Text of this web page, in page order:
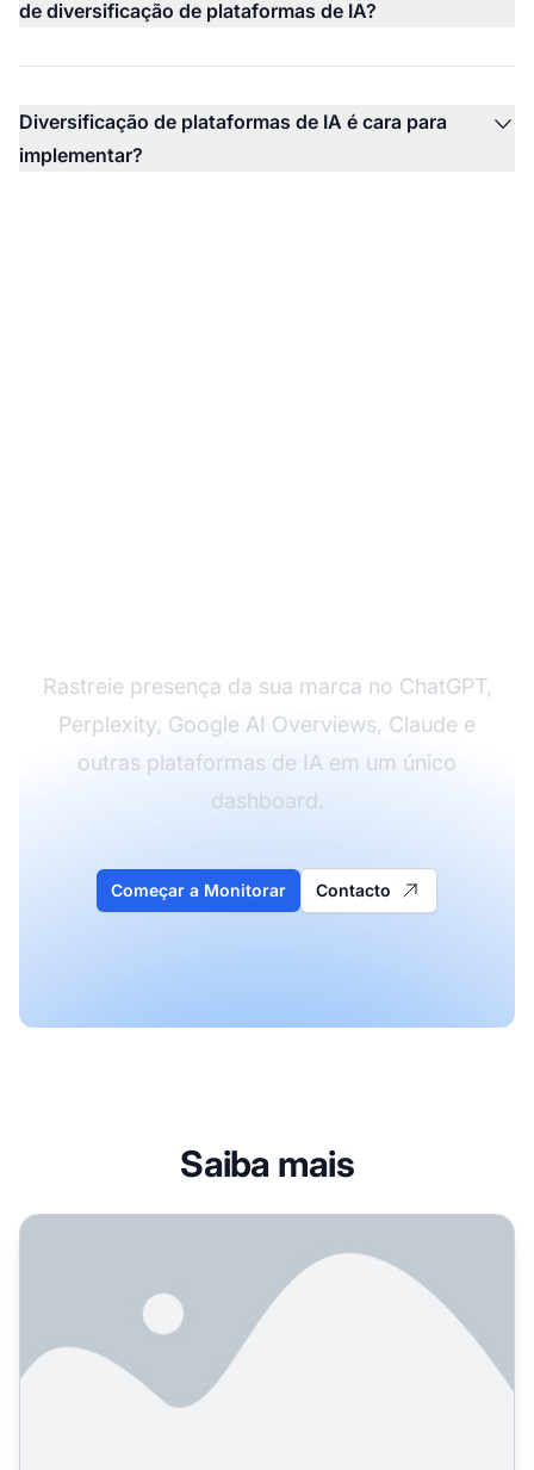
de diversificação de plataformas de IA?
Diversificação de plataformas de IA é cara para
implementar?
Rastreie presença da sua marca no ChatGPT,
Perplexity, Google AI Overviews, Claude e
outras plataformas de IA em um único
dashboard.
Começar a Monitorar Contacto
Saiba mais
Como Otimizar para Múltiplas Plataformas de IA: